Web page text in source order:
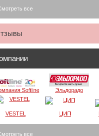
все
Softline Эльдорадо
VESTEL ЦИП
все